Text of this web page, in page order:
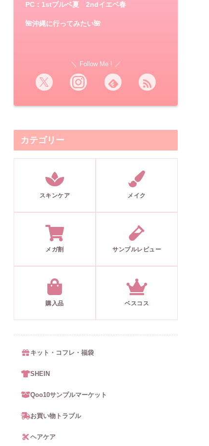
PC：1stブルベ夏 2ndイエベ春
🌺沖縄に行ってみたい🌺
Follow Me !
カテゴリー
スキンケア メイク
メガ割 サンプルレビュー
購入品 ベスコス
キット・コフレ・福袋
SHEIN
Qoo10サンプルマーケット
お買い物トラブル
ヘアケア